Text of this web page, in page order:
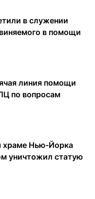
в служении
в помощи
линия помощи
по вопросам
храме Нью-Йорка
уничтожил статую